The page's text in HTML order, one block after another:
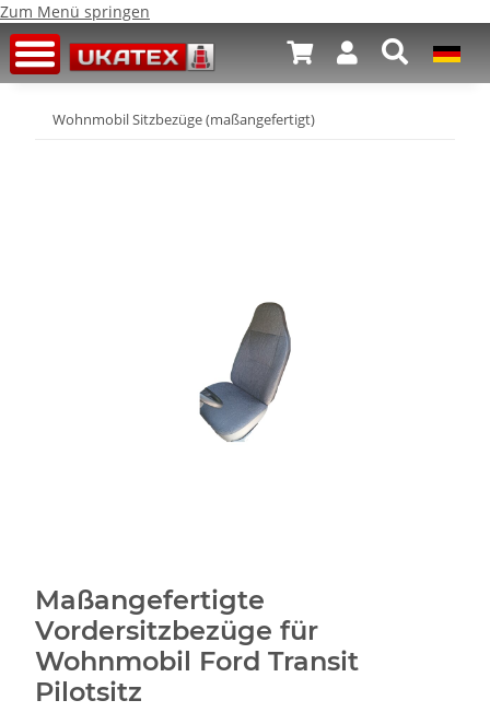
Zum Menü springen
Wohnmobil Sitzbezüge (maßangefertigt)
Maßangefertigte
Vordersitzbezüge für
Wohnmobil Ford Transit
Pilotsitz